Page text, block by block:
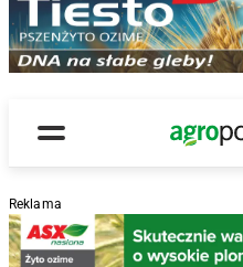
Menu
Main Logo
Reklama